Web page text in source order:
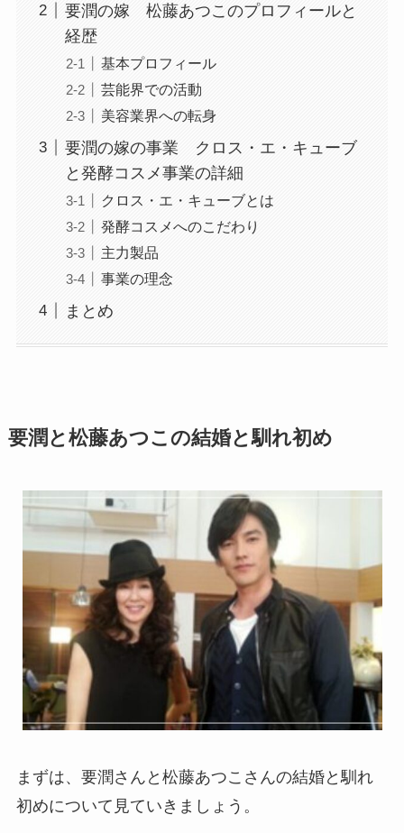
要潤の嫁 松藤あつこのプロフィールと
経歴
基本プロフィール
芸能界での活動
美容業界への転身
要潤の嫁の事業 クロス・エ・キューブ
と発酵コスメ事業の詳細
クロス・エ・キューブとは
発酵コスメへのこだわり
主力製品
事業の理念
まとめ
要潤と松藤あつこの結婚と馴れ初め
まずは、要潤さんと松藤あつこさんの結婚と馴れ
初めについて見ていきましょう。